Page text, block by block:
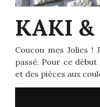
KAKI &
Coucou mes Jolies !
passé. Pour ce
et des pièces aux